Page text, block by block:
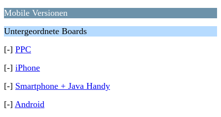
Mobile Versionen
Untergeordnete Boards
[-] PPC
[-] iPhone
[-] Smartphone + Java Handy
[-] Android